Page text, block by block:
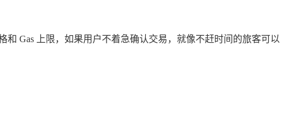
Gas 上限，如果用户不着急确认交易，就像不赶时间的旅客可以